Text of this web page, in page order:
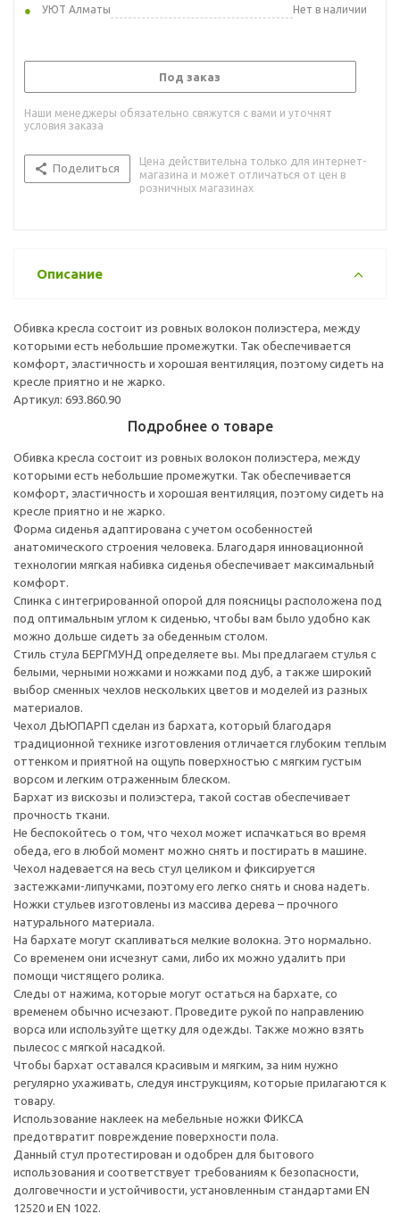
УЮТ Алматы
Нет в наличии
Под заказ
Наши менеджеры обязательно свяжутся с вами и уточнят
условия заказа
Поделиться
Цена действительна только для интернет-
магазина и может отличаться от цен в
розничных магазинах
Описание
Обивка кресла состоит из ровных волокон полиэстера, между
которыми есть небольшие промежутки. Так обеспечивается
комфорт, эластичность и хорошая вентиляция, поэтому сидеть на
кресле приятно и не жарко.
Артикул: 693.860.90
Подробнее о товаре
Обивка кресла состоит из ровных волокон полиэстера, между
которыми есть небольшие промежутки. Так обеспечивается
комфорт, эластичность и хорошая вентиляция, поэтому сидеть на
кресле приятно и не жарко.
Форма сиденья адаптирована с учетом особенностей
анатомического строения человека. Благодаря инновационной
технологии мягкая набивка сиденья обеспечивает максимальный
комфорт.
Спинка с интегрированной опорой для поясницы расположена под
под оптимальным углом к сиденью, чтобы вам было удобно как
можно дольше сидеть за обеденным столом.
Стиль стула БЕРГМУНД определяете вы. Мы предлагаем стулья с
белыми, черными ножками и ножками под дуб, а также широкий
выбор сменных чехлов нескольких цветов и моделей из разных
материалов.
Чехол ДЬЮПАРП сделан из бархата, который благодаря
традиционной технике изготовления отличается глубоким теплым
оттенком и приятной на ощупь поверхностью с мягким густым
ворсом и легким отраженным блеском.
Бархат из вискозы и полиэстера, такой состав обеспечивает
прочность ткани.
Не беспокойтесь о том, что чехол может испачкаться во время
обеда, его в любой момент можно снять и постирать в машине.
Чехол надевается на весь стул целиком и фиксируется
застежками-липучками, поэтому его легко снять и снова надеть.
Ножки стульев изготовлены из массива дерева – прочного
натурального материала.
На бархате могут скапливаться мелкие волокна. Это нормально.
Со временем они исчезнут сами, либо их можно удалить при
помощи чистящего ролика.
Следы от нажима, которые могут остаться на бархате, со
временем обычно исчезают. Проведите рукой по направлению
ворса или используйте щетку для одежды. Также можно взять
пылесос с мягкой насадкой.
Чтобы бархат оставался красивым и мягким, за ним нужно
регулярно ухаживать, следуя инструкциям, которые прилагаются к
товару.
Использование наклеек на мебельные ножки ФИКСА
предотвратит повреждение поверхности пола.
Данный стул протестирован и одобрен для бытового
использования и соответствует требованиям к безопасности,
долговечности и устойчивости, установленным стандартами EN
12520 и EN 1022.